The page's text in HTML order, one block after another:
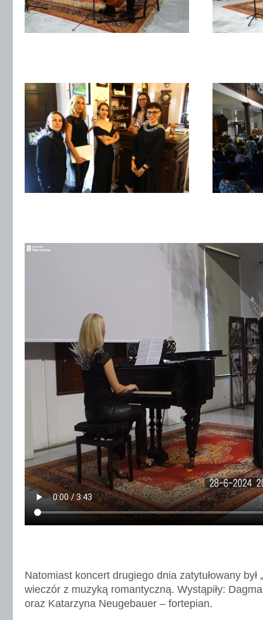
Natomiast koncert drugiego dnia zatytułowany był
wieczór z muzyką romantyczną. Wystąpiły:
oraz Katarzyna Neugebauer – fortepian.